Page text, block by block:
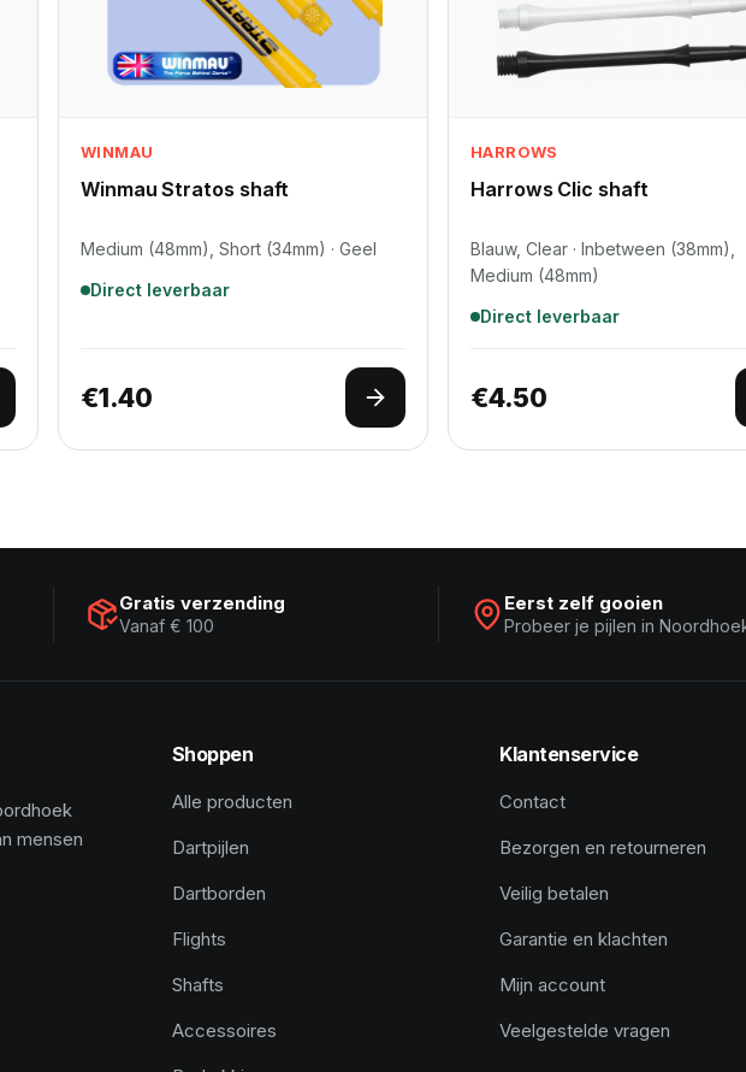
was: €2.00.
€1.95.
selecteren
WINMAU
Winmau Stratos shaft
Medium (48mm), Short (34mm) · Geel
Direct leverbaar
€1.40 Opties selecteren
HARROWS
Harrows Clic shaft
Blauw, Clear · Inbetween (38mm),
Medium (48mm)
Direct leverbaar
€4.50
Gratis verzending
Vanaf € 100
Eerst zelf gooien
Probeer je pijlen in
mensen
Shoppen
Alle producten
Dartpijlen
Dartborden
Flights
Shafts
Accessoires
Klantenservice
Contact
Bezorgen en retourneren
Veilig betalen
Garantie en klachten
Mijn account
Veelgestelde vragen